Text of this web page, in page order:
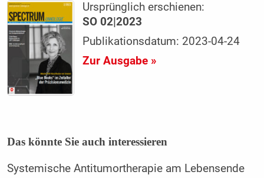
Ursprünglich erschienen:
SO 02|2023
Publikationsdatum: 2023-04-24
Zur Ausgabe »
Das könnte Sie auch interessieren
Systemische Antitumortherapie am Lebensende